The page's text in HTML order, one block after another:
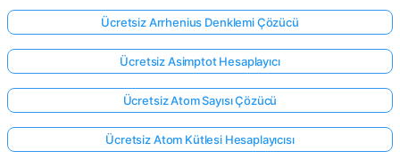
Ücretsiz Arrhenius Denklemi Çözücü
Ücretsiz Asimptot Hesaplayıcı
Ücretsiz Atom Sayısı Çözücü
Ücretsiz Atom Kütlesi Hesaplayıcısı